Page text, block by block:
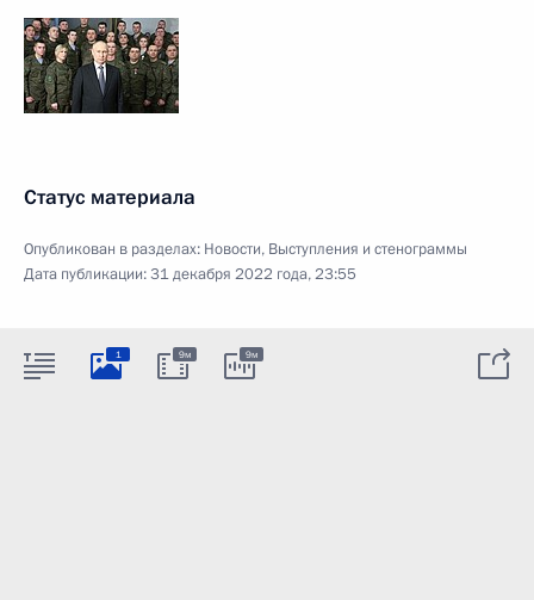
Статус материала
Опубликован в разделах: Новости, Выступления и стенограммы
Дата публикации:31 декабря 2022 года, 23:55
1 9м 9м